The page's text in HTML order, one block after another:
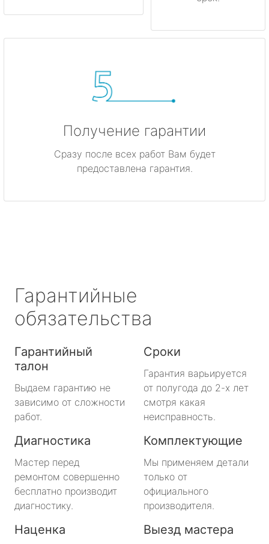
Получение гарантии
Сразу после всех работ Вам будет
предоставлена гарантия.
Гарантийные
обязательства
Гарантийный
талон
Выдаем гарантию не
зависимо от сложности
работ.
Сроки
Гарантия варьируется
от полугода до 2-х лет
смотря какая
неисправность.
Диагностика
Мастер перед
ремонтом совершенно
бесплатно производит
диагностику.
Комплектующие
Мы применяем детали
только от
официального
производителя.
Наценка Выезд мастера